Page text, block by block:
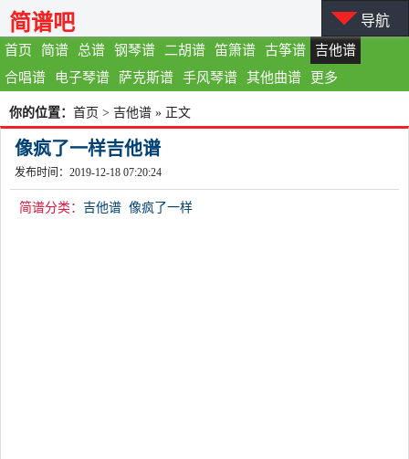
首页 简谱 总谱 钢琴谱 二胡谱 笛箫谱 古筝谱
吉他谱
合唱谱
电子琴谱 萨克斯谱 手风琴谱 其他曲谱 更多
简谱吧 导航
你的位置： 首页 > 吉他谱 » 正文
像疯了一样吉他谱
发布时间：2019-12-18 07:20:24
简谱分类： 吉他谱 像疯了一样